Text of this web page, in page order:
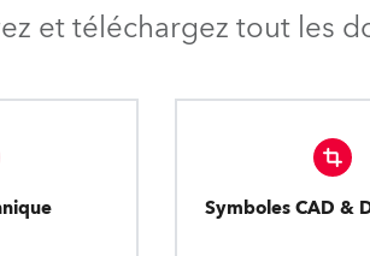
et téléchargez tout les
Symboles CAD &